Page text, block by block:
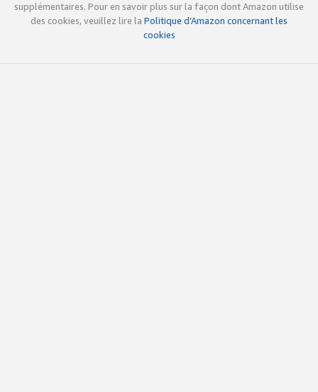
supplémentaires. Pour en savoir plus sur la façon dont Amazon utilise
des cookies, veuillez lire la Politique d’Amazon concernant les
cookies